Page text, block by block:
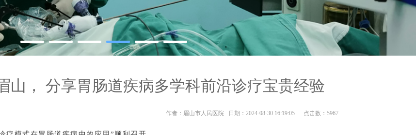
山， 分享胃肠道疾病多学科前沿诊疗宝贵经验
作者：眉山市人民医院 日期：2024-08-30 16:19:05 点击数： 5967